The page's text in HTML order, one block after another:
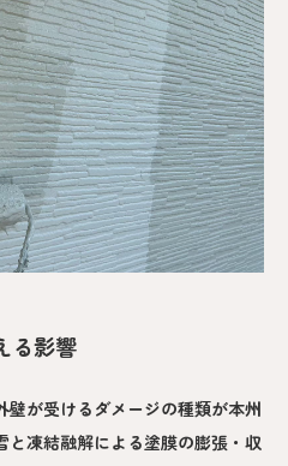
る影響
が受けるダメージの種類が本州
と凍結融解による塗膜の膨張・収